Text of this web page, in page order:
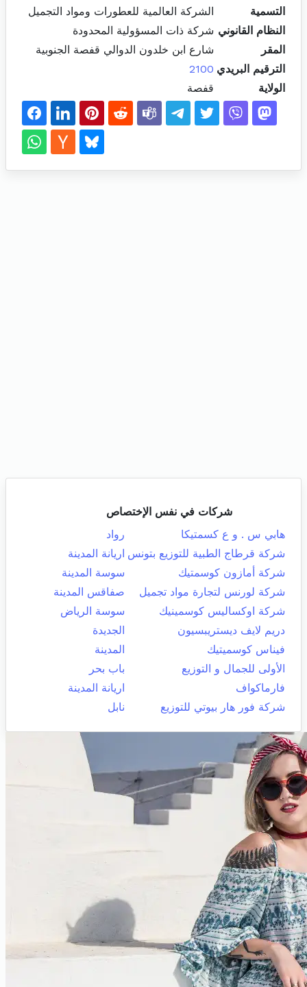
التسمية
الشركة العالمية للعطورات ومواد التجميل
النظام القانوني شركة ذات المسؤولية المحدودة
المقر
شارع ابن خلدون الدوالي قفصة الجنوبية
الترقيم البريدي 2100
الولاية
قفصة
شركات في نفس الإختصاص
هابي س . و ع كسمتيكا
رواد
شركة قرطاج الطبية للتوزيع بتونس اريانة المدينة
شركة أمازون كوسمتيك
سوسة المدينة
شركة لورنس لتجارة مواد تجميل
صفاقس المدينة
شركة اوكساليس كوسمينيك
سوسة الرياض
دريم لايف ديستريبسيون
الجديدة
فيناس كوسميتيك
المدينة
الأولى للجمال و التوزيع
باب بحر
فارماكواف
اريانة المدينة
شركة فور هار بيوتي للتوزيع
نابل